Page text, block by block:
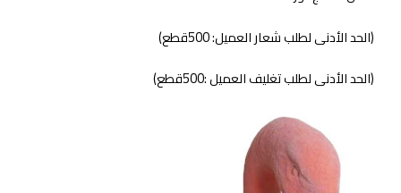
(الحد الأدنى لطلب شعار العميل: 500قطع)
(الحد الأدنى لطلب تغليف العميل :500قطع)